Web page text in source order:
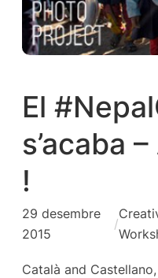
El
s’acaba
!
29 desembre
2015
/
Català and